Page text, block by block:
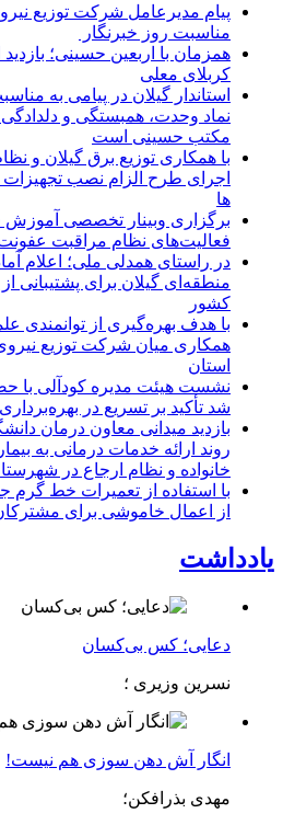
پیام مدیرعامل شركت توزیع
مناسبت روز خبرنگار ‌
همزمان با اربعین حسینی؛ بازدید
کربلای معلی
استاندار گیلان در پیامی به
نماد وحدت، همبستگی و دلدادگی
مکتب حسینی است
با همکاری توزیع برق گیلان و
اجرای طرح الزام نصب
ها
برگزاری وبینار تخصصی آموزش
فعالیت‌های نظام مراقبت
در راستای همدلی ملی؛ اعلام
منطقه‌ای گیلان برای پشتیبانی
كشور
با هدف بهره‌گیری از توانمندی
همكاری میان شركت توزیع نیروی
استان
نشست هیئت مدیره کودآلی با
شد تأکید بر تسریع در
بازدید میدانی معاون درمان
روند ارائه خدمات درمانی به
خانواده و نظام ارجاع در
از اعمال خاموشی برای
یادداشت
دعایی؛ کس بی‌کسان
نسرین وزیری ؛
انگار آش دهن سوزی هم نیست!
مهدی بذرافکن؛